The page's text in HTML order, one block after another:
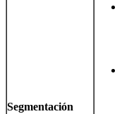
Segmentación